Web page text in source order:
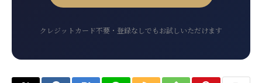
クレジットカード不要・登録なしでもお試しいただけます